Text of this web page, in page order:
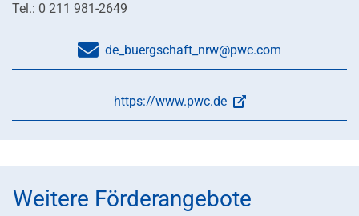
Tel.: 0 211 981-2649
de_buergschaft_nrw@pwc.com
https://www.pwc.de
Weitere Förderangebote